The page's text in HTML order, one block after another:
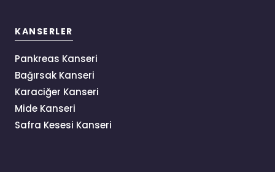
KANSERLER
Pankreas Kanseri
Bağırsak Kanseri
Karaciğer Kanseri
Mide Kanseri
Safra Kesesi Kanseri